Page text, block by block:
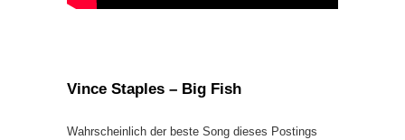
Vince Staples – Big Fish
Wahrscheinlich der beste Song dieses Postings